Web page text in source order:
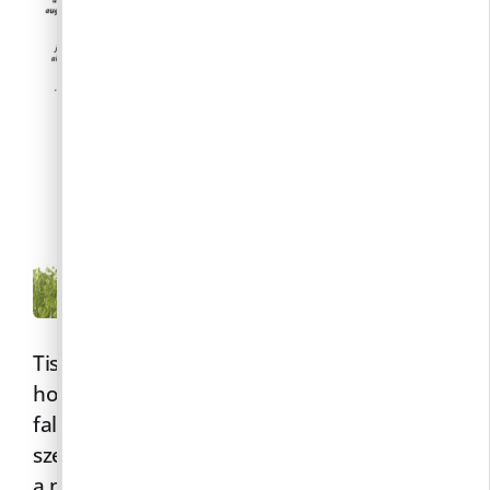
Tisztelt Lakosok! Tájékoztatjuk Önöket, hogy
holnaptól a közterület-felügyelő megkezdi a
falu folyamatos ellenőrzését parlagfű
szempontjából. A bejárások célja, hogy még